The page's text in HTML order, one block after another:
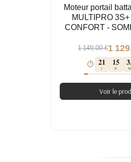
Moteur portail
MULTIPRO
CONFORT -
1 149,00 €1
⏱ 21
J
15
H M
Voir le